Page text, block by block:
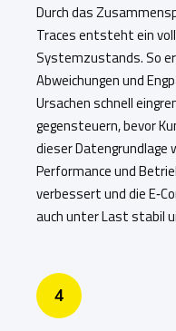
Durch das
Traces entsteht ein
Systemzustands. So
Abweichungen und
Ursachen schnell
gegensteuern, bevor
dieser Datengrundlage
Performance und
verbessert und die
auch unter Last stabil
4